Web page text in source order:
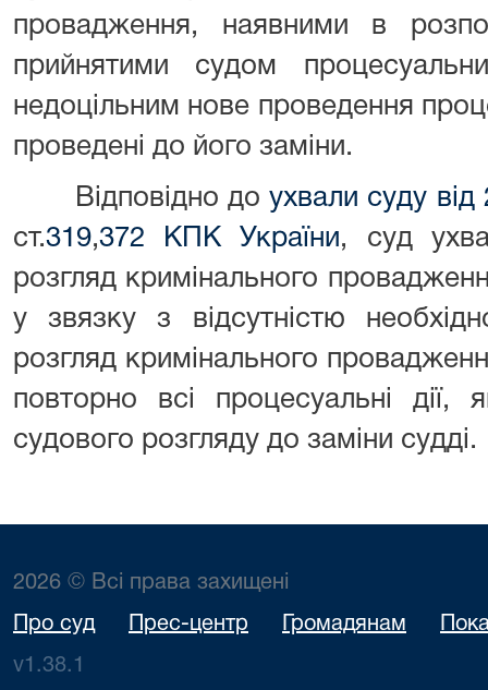
провадження, наявними в
прийнятими судом
недоцільним нове проведення
проведені до його заміни.
Відповідно доухвали суду
ст.319,372 КПК України, суд
розгляд кримінального
у звязку з відсутністю
розгляд кримінального
повторно всі процесуальні дії,
судового розгляду до заміни судді.
2026 © Всі права захищені
Про суд Прес-центр Громадянам
v1.38.1